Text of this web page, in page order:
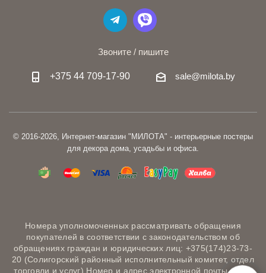
Звоните / пишите
+375 44 709-17-90 sale@milota.by
© 2016-2026, Интернет-магазин "МИЛОТА" - интерьерные постеры
для декора дома, усадьбы и офиса.
Номера уполномоченных рассматривать обращения
покупателей в соответствии с законодательством об
обращениях граждан и юридических лиц: +375(174)23-73-
20 (Солигорский районный исполнительный комитет, отдел
торговли и услуг) Номер и адрес электронной почты лица,